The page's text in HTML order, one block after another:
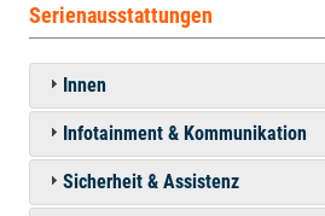
Serienausstattungen
Innen
Infotainment & Kommunikation
Sicherheit & Assistenz